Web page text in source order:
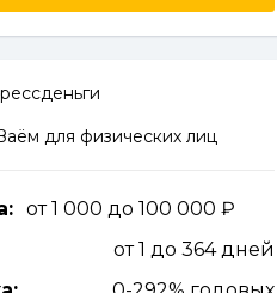
для физических лиц
от 1 000 до 100 000
от 1 до 364 дней